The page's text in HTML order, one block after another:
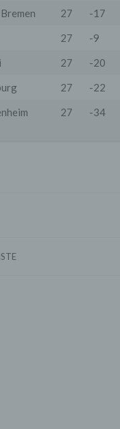
27 -17
27 -9
27 -20
27 -22
27 -34